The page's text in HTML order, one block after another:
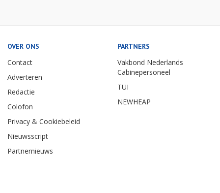
OVER ONS
Contact
Adverteren
Redactie
Colofon
Privacy & Cookiebeleid
Nieuwsscript
Partnernieuws
PARTNERS
Vakbond Nederlands
Cabinepersoneel
TUI
NEWHEAP